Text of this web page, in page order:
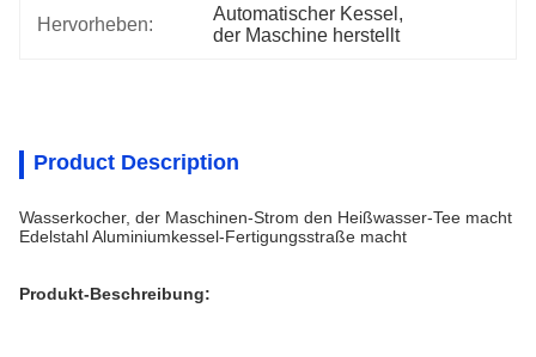
Hervorheben:
Automatischer Kessel ,
der Maschine herstellt
Product Description
Wasserkocher, der Maschinen-Strom den Heißwasser-Tee macht
Edelstahl Aluminiumkessel-Fertigungsstraße macht
Produkt-Beschreibung: